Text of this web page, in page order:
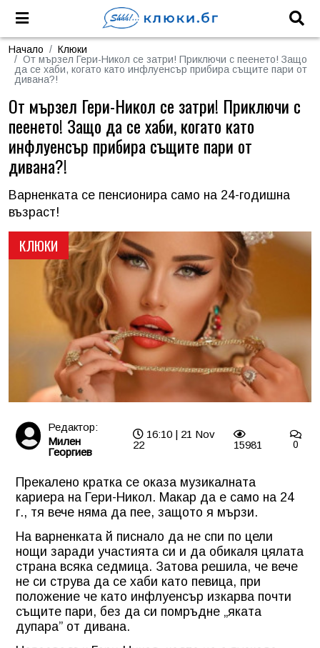
Начало
Клюки
От мързел Гери-Никол се затри! Приключи с пеенето! Защо
да се хаби, когато като инфлуенсър прибира същите пари от
дивана?!
КЛЮКИ
От мързел Гери-Никол се затри! Приключи с
пеенето! Защо да се хаби, когато като
инфлуенсър прибира същите пари от
дивана?!
Варненката се пенсионира само на 24-годишна
възраст!
Редактор:
Милен
Георгиев
16:10 | 21 Nov
22
15981 0
Прекалено кратка се оказа музикалната
кариера на Гери-Никол. Макар да е само на 24
г., тя вече няма да пее, защото я мързи.
На варненката й писнало да не спи по цели
нощи заради участията си и да обикаля цялата
страна всяка седмица. Затова решила, че вече
не си струва да се хаби като певица, при
положение че като инфлуенсър изкарва почти
същите пари, без да си помръдне „яката
дупара” от дивана.